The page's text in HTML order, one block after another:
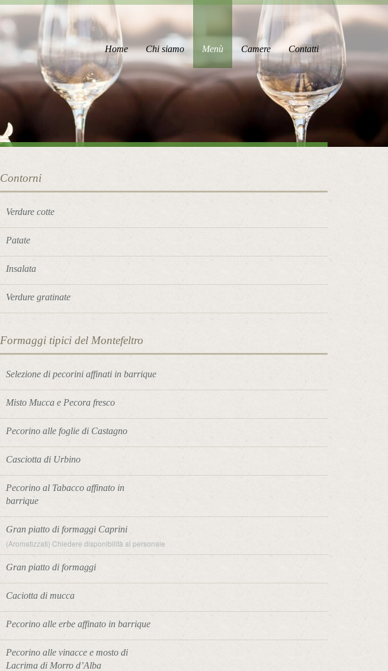
Home Chi siamo Menù Camere Contatti
Contorni
Verdure cotte
Patate
Insalata
Verdure gratinate
Formaggi tipici del Montefeltro
Selezione di pecorini affinati in barrique
Misto Mucca e Pecora fresco
Pecorino alle foglie di Castagno
Casciotta di Urbino
Pecorino al Tabacco affinato in
barrique
Gran piatto di formaggi Caprini
(Aromatizzati) Chiedere disponibilità al personale
Gran piatto di formaggi
Caciotta di mucca
Pecorino alle erbe affinato in barrique
Pecorino alle vinacce e mosto di
Lacrima di Morro d’Alba